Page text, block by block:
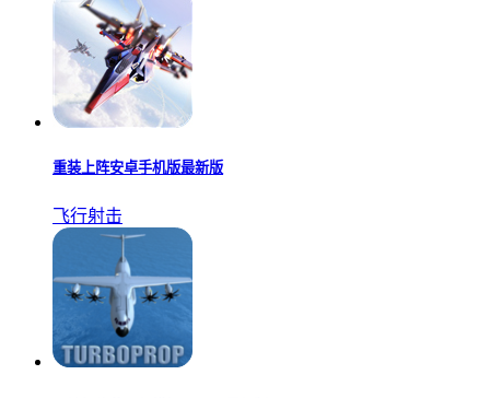
重装上阵安卓手机版最新版
飞行射击